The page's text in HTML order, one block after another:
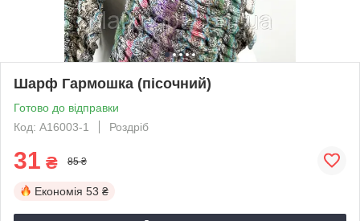
Шарф Гармошка (пісочний)
Готово до відправки
Код: А16003-1
Роздріб
31 ₴ 85 ₴
Економія 53 ₴